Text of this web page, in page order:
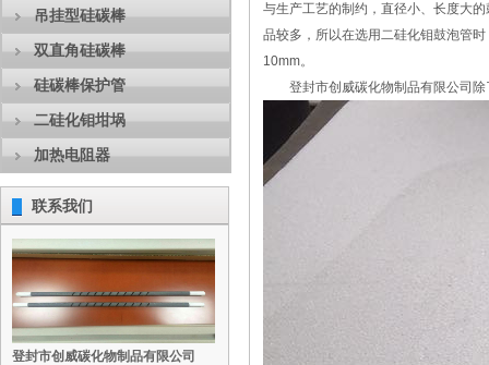
吊挂型硅碳棒
双直角硅碳棒
硅碳棒保护管
二硅化钼坩埚
加热电阻器
联系我们
登封市创威碳化物制品有限公司
与生产工艺的制约，直径小、长度大
品较多，所以在选用二硅化钼鼓泡管
10mm。
登封市创威碳化物制品有限公司除